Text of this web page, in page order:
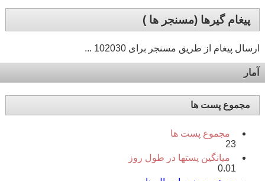
پيغام گيرها (مسنجر ها )
ارسال پیغام از طریق مسنجر برای 102030 ...
آمار
مجموع پست ها
مجموع پست ها
23
میانگین پستها در طول روز
0.01